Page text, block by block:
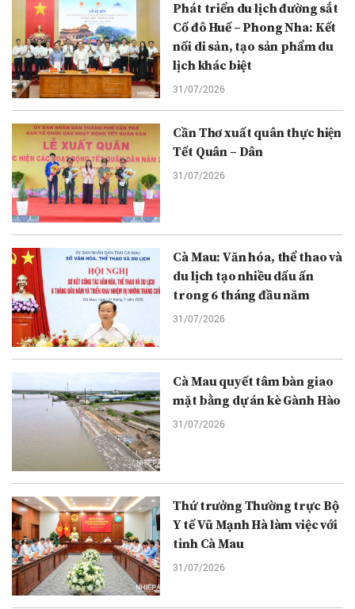
Phát triển du lịch đường sắt
Cố đô Huế – Phong Nha: Kết
nối di sản, tạo sản phẩm du
lịch khác biệt
31/07/2026
Cần Thơ xuất quân thực hiện
Tết Quân – Dân
31/07/2026
Cà Mau: Văn hóa, thể thao và
du lịch tạo nhiều dấu ấn
trong 6 tháng đầu năm
31/07/2026
Cà Mau quyết tâm bàn giao
mặt bằng dự án kè Gành Hào
31/07/2026
Thứ trưởng Thường trực Bộ
Y tế Vũ Mạnh Hà làm việc với
tỉnh Cà Mau
31/07/2026